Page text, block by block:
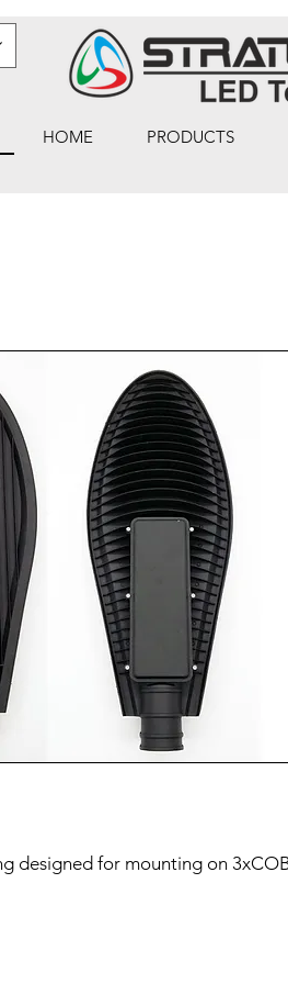
HOME PRODUCTS
designed for mounting on